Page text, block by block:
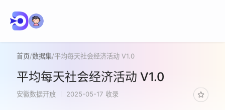
首页/数据集/平均每天社会经济活动 V1.0
平均每天社会经济活动 V1.0
安徽数据开放 2025-05-17 收录